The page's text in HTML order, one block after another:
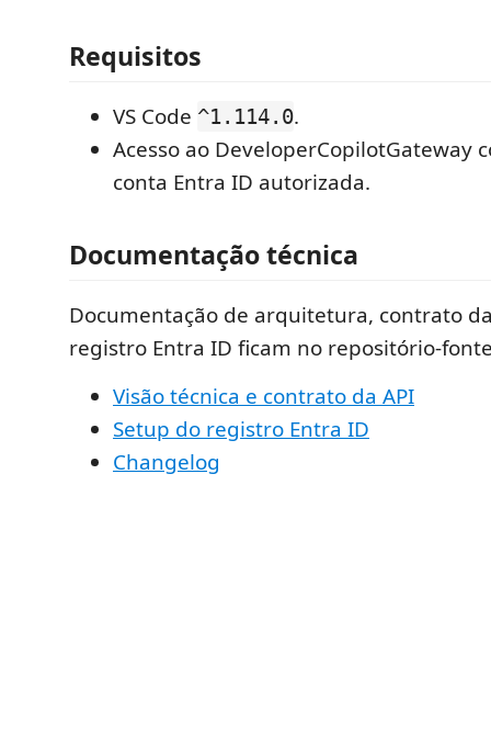
Requisitos
VS Code ^1.114.0.
Acesso ao DeveloperCopilotGateway
conta Entra ID autorizada.
Documentação técnica
Documentação de arquitetura, contrato
registro Entra ID ficam no repositório-
Visão técnica e contrato da API
Setup do registro Entra ID
Changelog